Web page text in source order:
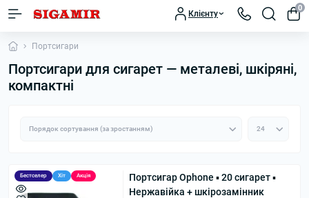
Клієнту
0
Портсигари
Портсигари для сигарет — металеві, шкіряні,
компактні
Бестселер Хіт Акція
Портсигар Ophone ▪ 20 сигарет ▪
Нержавійка + шкірозамінник